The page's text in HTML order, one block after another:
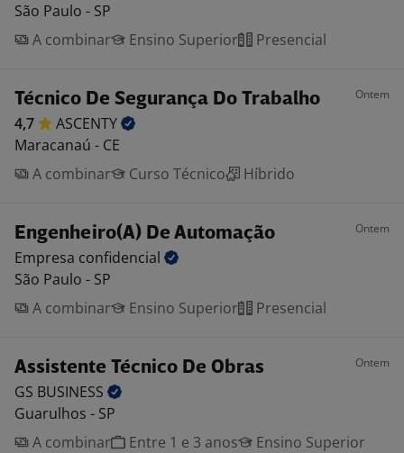
São Paulo - SP
A combinar
Ensino Superior Presencial
Técnico De Segurança Do Trabalho Ontem
4,7
ASCENTY
Maracanaú - CE
A combinar
Curso Técnico Híbrido
Engenheiro(A) De Automação Ontem
Empresa confidencial
São Paulo - SP
A combinar
Ensino Superior Presencial
Assistente Técnico De Obras Ontem
GS BUSINESS
Guarulhos - SP
A combinar
Entre 1 e 3 anos
Ensino Superior